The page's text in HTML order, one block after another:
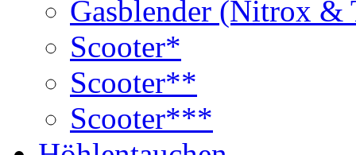
Gasblender (Nitrox
Scooter*
Scooter**
Scooter***